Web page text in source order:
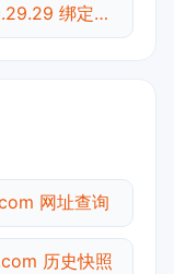
119.29.29.29 绑定域名
网址查询
历史快照